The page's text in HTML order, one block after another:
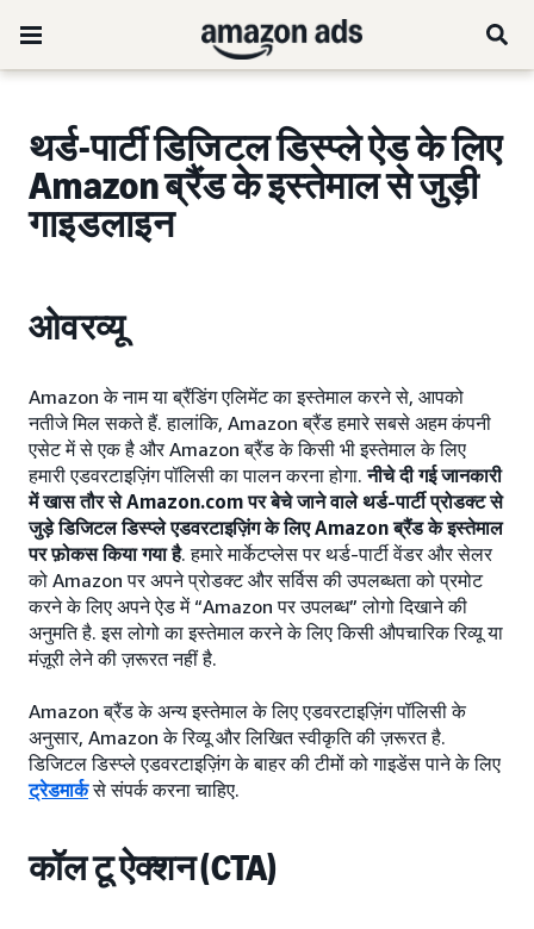
थर्ड-पार्टी डिजिटल डिस्प्ले ऐड के लिए
Amazon ब्रैंड के इस्तेमाल से जुड़ी
गाइडलाइन
ओवरव्यू
Amazon के नाम या ब्रैंडिंग एलिमेंट का इस्तेमाल करने से, आपको
नतीजे मिल सकते हैं. हालांकि, Amazon ब्रैंड हमारे सबसे अहम कंपनी
एसेट में से एक है और Amazon ब्रैंड के किसी भी इस्तेमाल के लिए
हमारी एडवरटाइज़िंग पॉलिसी का पालन करना होगा.नीचे दी गई जानकारी
में खास तौर से Amazon.com पर बेचे जाने वाले थर्ड-पार्टी प्रोडक्ट से
जुड़े डिजिटल डिस्प्ले एडवरटाइज़िंग के लिए Amazon ब्रैंड के इस्तेमाल
पर फ़ोकस किया गया है. हमारे मार्केटप्लेस पर थर्ड-पार्टी वेंडर और सेलर
को Amazon पर अपने प्रोडक्ट और सर्विस की उपलब्धता को प्रमोट
करने के लिए अपने ऐड में “Amazon पर उपलब्ध” लोगो दिखाने की
अनुमति है. इस लोगो का इस्तेमाल करने के लिए किसी औपचारिक रिव्यू या
मंज़ूरी लेने की ज़रूरत नहीं है.
Amazon ब्रैंड के अन्य इस्तेमाल के लिए एडवरटाइज़िंग पॉलिसी के
अनुसार, Amazon के रिव्यू और लिखित स्वीकृति की ज़रूरत है.
डिजिटल डिस्प्ले एडवरटाइज़िंग के बाहर की टीमों को गाइडेंस पाने के लिए
ट्रेडमार्कसे संपर्क करना चाहिए.
कॉल टू ऐक्शन (CTA)